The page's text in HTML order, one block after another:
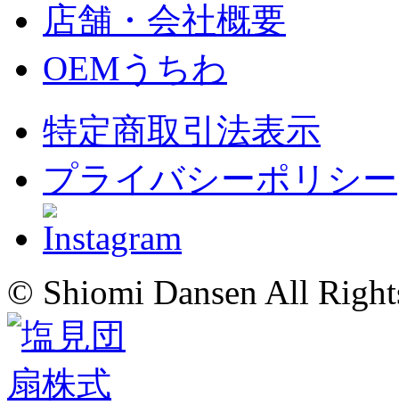
店舗・会社概要
OEMうちわ
特定商取引法表示
プライバシーポリシー
© Shiomi Dansen All